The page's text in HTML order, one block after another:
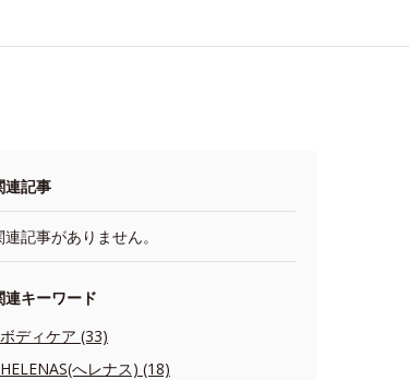
連記事
連記事がありません。
連キーワード
ディケア (33)
へレナス) (18)